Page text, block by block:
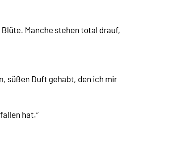
Manche stehen total drauf,
süßen Duft gehabt, den ich mir
hat.“